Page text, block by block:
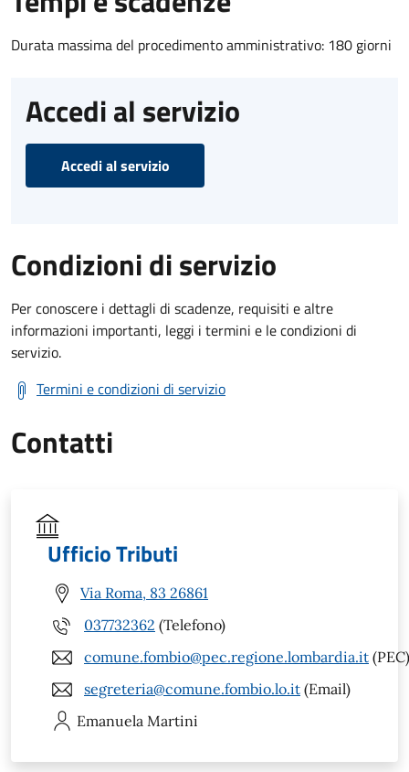
Durata massima del procedimento amministrativo: 180 giorni
Accedi al servizio
Accedi al servizio
Condizioni di servizio
Per conoscere i dettagli di scadenze, requisiti e altre
informazioni importanti, leggi i termini e le condizioni di
servizio.
Termini e condizioni di servizio
Contatti
Ufficio Tributi
Via Roma, 83 26861
037732362 (Telefono)
comune.fombio@pec.regione.lombardia.it (PEC)
segreteria@comune.fombio.lo.it (Email)
Emanuela Martini